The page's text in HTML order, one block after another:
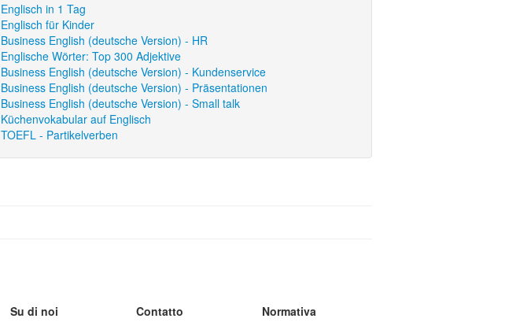
Englisch in 1 Tag
Englisch für Kinder
Business English (deutsche Version) - HR
Englische Wörter: Top 300 Adjektive
Business English (deutsche Version) - Kundenservice
Business English (deutsche Version) - Präsentationen
Business English (deutsche Version) - Small talk
Küchenvokabular auf Englisch
TOEFL - Partikelverben
Su di noi
Contatto
Normativa